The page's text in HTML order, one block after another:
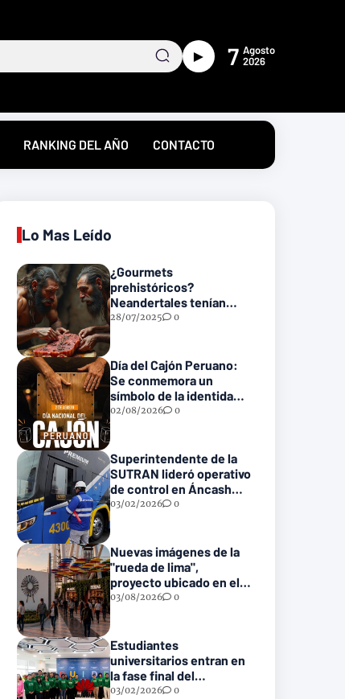
► 7 Agosto
2026
RANKING DEL AÑO CONTACTO
Lo Mas Leído
¿Gourmets
prehistóricos?
Neandertales tenían
recetas heredadas… y
28/07/2025 0
Día del Cajón Peruano:
Se conmemora un
símbolo de la identidad
musical nacional
02/08/2026 0
Superintendente de la
SUTRAN lideró operativo
de control en Áncash
para fortalecer la
03/02/2026 0
Nuevas imágenes de la
"rueda de lima",
proyecto ubicado en el
parque de la reserva
03/08/2026 0
Estudiantes
universitarios entran en
la fase final del
programa “Semillas para
03/02/2026 0